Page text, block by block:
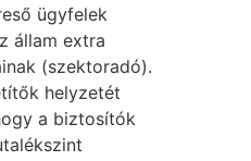
ügyfelek
állam extra
(szektoradó).
helyzetét
a biztosítók